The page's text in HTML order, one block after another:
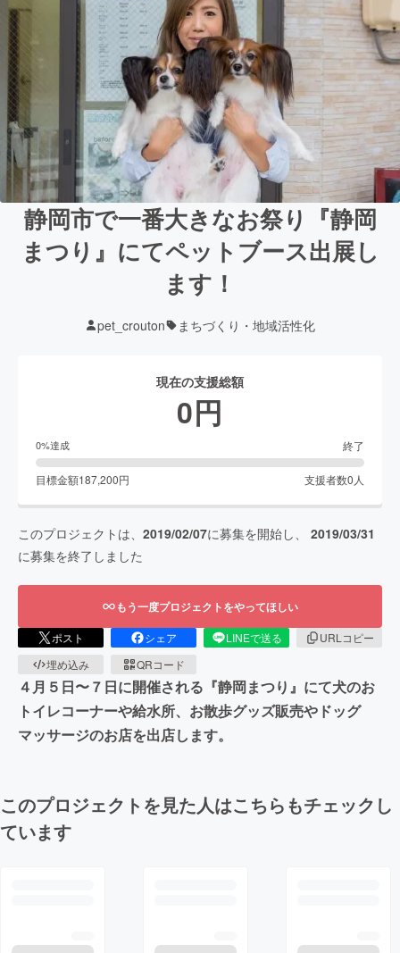
静岡市で一番大きなお祭り『静岡
まつり』にてペットブース出展し
ます！
pet_crouton まちづくり・地域活性化
現在の支援総額
0円
0%達成 終了
目標金額187,200円 支援者数0 人
このプロジェクトは、 2019/02/07に募集を開始し、 2019/03/31
に募集を終了しました
もう一度プロジェクトをやってほしい
ポスト シェア LINEで送る
URLコピー
埋め込み
QRコード
４月５日〜７日に開催される『静岡まつり』にて犬のお
トイレコーナーや給水所、お散歩グッズ販売やドッグ
マッサージのお店を出店します。
このプロジェクトを見た人はこちらもチェックし
ています